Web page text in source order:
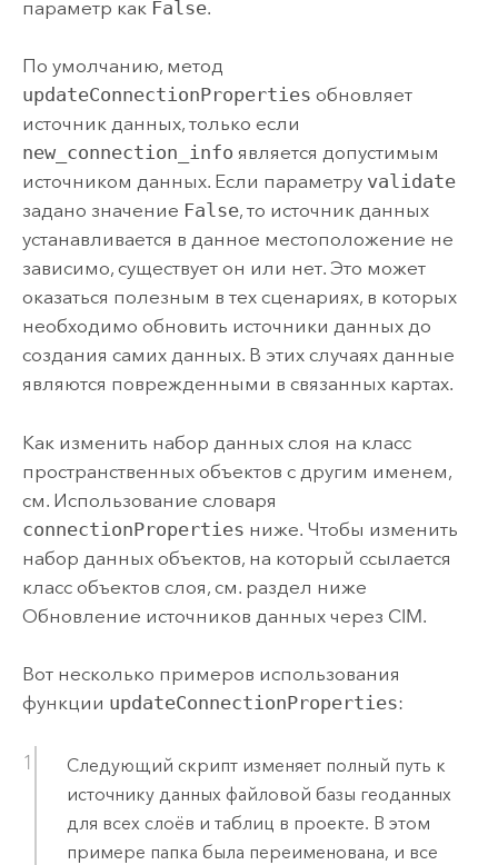
параметр как False.
По умолчанию, метод
updateConnectionProperties обновляет
источник данных, только если
new_connection_info является допустимым
источником данных. Если параметру validate
задано значение False, то источник данных
устанавливается в данное местоположение не
зависимо, существует он или нет. Это может
оказаться полезным в тех сценариях, в которых
необходимо обновить источники данных до
создания самих данных. В этих случаях данные
являются поврежденными в связанных картах.
Как изменить набор данных слоя на класс
пространственных объектов с другим именем,
см. Использование словаря
connectionProperties ниже. Чтобы изменить
набор данных объектов, на который ссылается
класс объектов слоя, см. раздел ниже
Обновление источников данных через CIM.
Вот несколько примеров использования
функции updateConnectionProperties:
Следующий скрипт изменяет полный путь к
источнику данных файловой базы геоданных
для всех слоёв и таблиц в проекте. В этом
примере папка была переименована, и все